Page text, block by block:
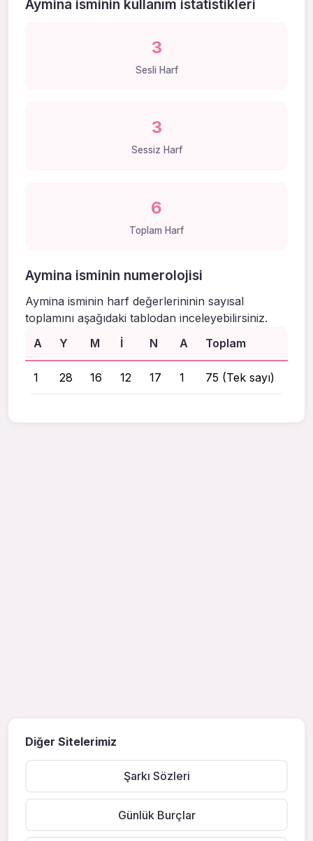
Aymina isminin kullanım istatistikleri
3
Sesli Harf
3
Sessiz Harf
6
Toplam Harf
Aymina isminin numerolojisi
Aymina isminin harf değerlerininin sayısal
toplamını aşağıdaki tablodan inceleyebilirsiniz.
A
Y M I N A Toplam
1 28 16 12 17 1 75 (Tek sayı)
Diğer Sitelerimiz
Şarkı Sözleri
Günlük Burçlar